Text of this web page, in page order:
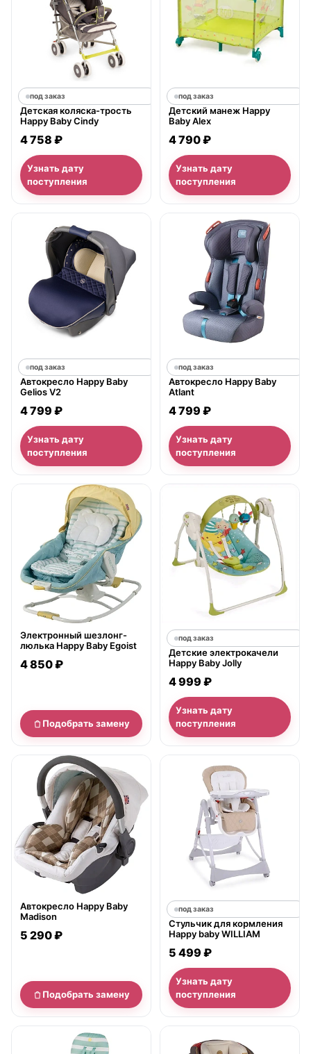
под заказ
Детская коляска-трость
Happy Baby Cindy
4 758 ₽
Узнать дату
поступления
под заказ
Детский манеж Happy
Baby Alex
4 790 ₽
Узнать дату
поступления
под заказ
Автокресло Happy Baby
Gelios V2
4 799 ₽
Узнать дату
поступления
под заказ
Автокресло Happy Baby
Atlant
4 799 ₽
Узнать дату
поступления
нет в продаже
Электронный шезлонг-
люлька Happy Baby Egoist
4 850 ₽
Подобрать замену
под заказ
Детские электрокачели
Happy Baby Jolly
4 999 ₽
Узнать дату
поступления
нет в продаже
Автокресло Happy Baby
Madison
5 290 ₽
Подобрать замену
под заказ
Стульчик для кормления
Happy baby WILLIAM
5 499 ₽
Узнать дату
поступления